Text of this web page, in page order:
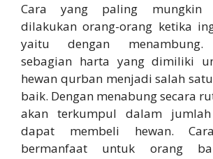
Cara yang paling mungkin
dilakukan orang-orang ketika
yaitu dengan menambung.
sebagian harta yang dimiliki
hewan qurban menjadi salah
baik. Dengan menabung secara
akan terkumpul dalam
dapat membeli hewan.
bermanfaat untuk orang